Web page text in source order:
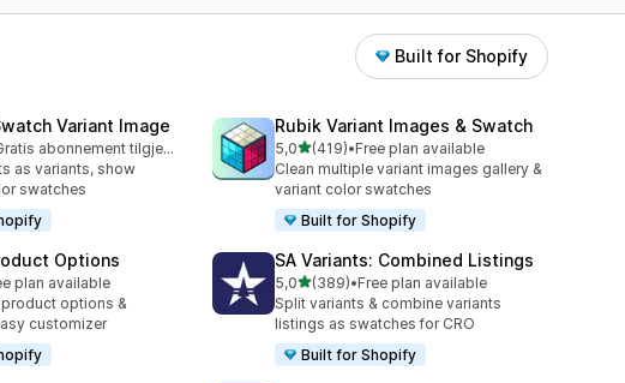
Built for Shopify
Variant Image
Gratis abonnement tilgjengelig
as variants, show
swatches
Rubik Variant Images & Swatch
5,0av 5 stjerner
(419)
Totalt 419 omtaler
•Free plan available
Clean multiple variant images gallery &
variant color swatches
Built for Shopify
Options
plan available
options &
customizer
SA Variants: Combined Listings
5,0av 5 stjerner
(389)
Totalt 389 omtaler
•Free plan available
Split variants & combine variants
listings as swatches for CRO
Built for Shopify